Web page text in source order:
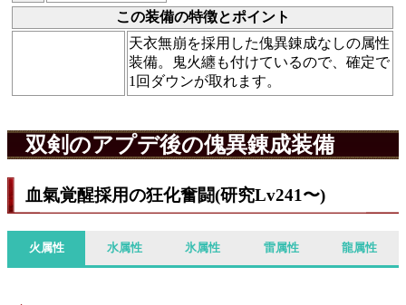
この装備の特徴とポイント
天衣無崩を採用した傀異錬成なしの属性
装備。鬼火纏も付けているので、確定で
1回ダウンが取れます。
双剣のアプデ後の傀異錬成装備
血氣覚醒採用の狂化奮闘(研究Lv241〜)
火属性 水属性 氷属性 雷属性 龍属性